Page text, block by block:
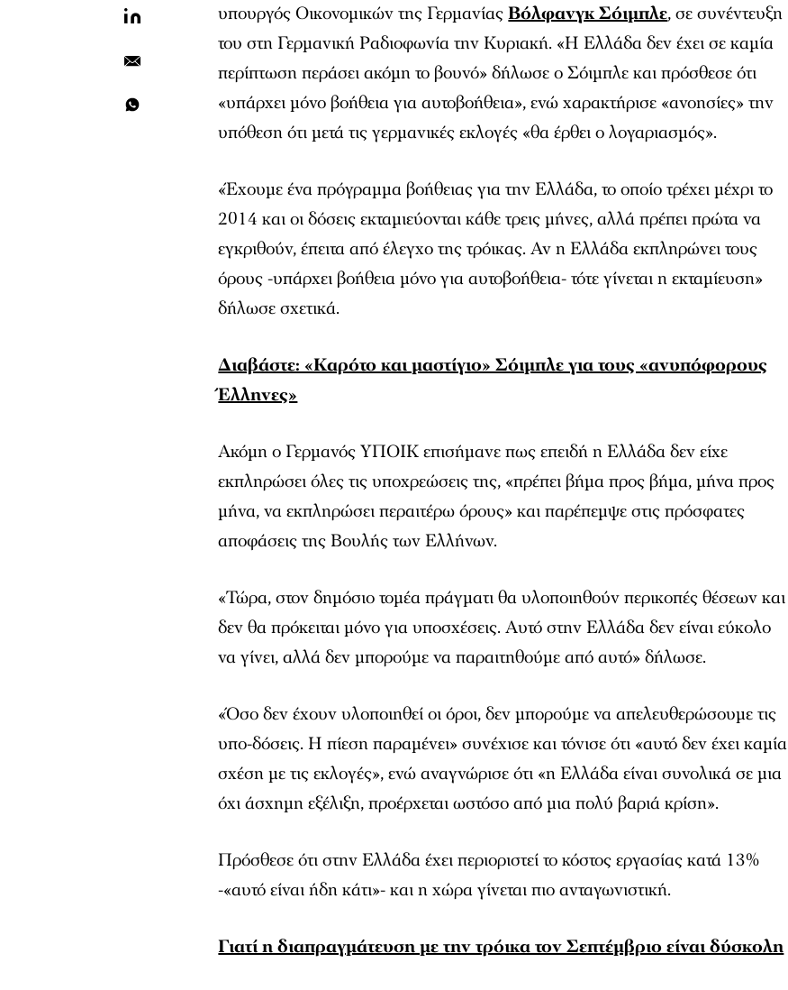
υπουργός Οικονομικών της ΓερμανίαςΒόλφανγκ Σόιμπλε, σε συνέντευξη
του στη Γερμανική Ραδιοφωνία την Κυριακή. «Η Ελλάδα δεν έχει σε καμία
περίπτωση περάσει ακόμη το βουνό» δήλωσε ο Σόιμπλε και πρόσθεσε ότι
«υπάρχει μόνο βοήθεια για αυτοβοήθεια», ενώ χαρακτήρισε «ανοησίες» την
υπόθεση ότι μετά τις γερμανικές εκλογές «θα έρθει ο λογαριασμός».
«Έχουμε ένα πρόγραμμα βοήθειας για την Ελλάδα, το οποίο τρέχει μέχρι το
2014 και οι δόσεις εκταμιεύονται κάθε τρεις μήνες, αλλά πρέπει πρώτα να
εγκριθούν, έπειτα από έλεγχο της τρόικας. Αν η Ελλάδα εκπληρώνει τους
όρους -υπάρχει βοήθεια μόνο για αυτοβοήθεια- τότε γίνεται η εκταμίευση»
δήλωσε σχετικά.
Διαβάστε: «Kαρότο και μαστίγιο» Σόιμπλε για τους «ανυπόφορους
Έλληνες»
Ακόμη ο Γερμανός ΥΠΟΙΚ επισήμανε πως επειδή η Ελλάδα δεν είχε
εκπληρώσει όλες τις υποχρεώσεις της, «πρέπει βήμα προς βήμα, μήνα προς
μήνα, να εκπληρώσει περαιτέρω όρους» και παρέπεμψε στις πρόσφατες
αποφάσεις της Βουλής των Ελλήνων.
«Τώρα, στον δημόσιο τομέα πράγματι θα υλοποιηθούν περικοπές θέσεων και
δεν θα πρόκειται μόνο για υποσχέσεις. Αυτό στην Ελλάδα δεν είναι εύκολο
να γίνει, αλλά δεν μπορούμε να παραιτηθούμε από αυτό» δήλωσε.
«Όσο δεν έχουν υλοποιηθεί οι όροι, δεν μπορούμε να απελευθερώσουμε τις
υπο-δόσεις. Η πίεση παραμένει» συνέχισε και τόνισε ότι «αυτό δεν έχει καμία
σχέση με τις εκλογές», ενώ αναγνώρισε ότι «η Ελλάδα είναι συνολικά σε μια
όχι άσχημη εξέλιξη, προέρχεται ωστόσο από μια πολύ βαριά κρίση».
Πρόσθεσε ότι στην Ελλάδα έχει περιοριστεί το κόστος εργασίας κατά 13%
-«αυτό είναι ήδη κάτι»- και η χώρα γίνεται πιο ανταγωνιστική.
Γιατί η διαπραγμάτευση με την τρόικα τον Σεπτέμβριο είναι δύσκολη